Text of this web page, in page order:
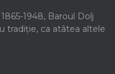
1948, Baroul Dolj
tradiție, ca atâtea altele